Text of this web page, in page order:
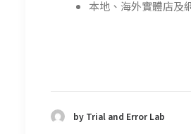
本地、海外實體店及
by Trial and Error Lab